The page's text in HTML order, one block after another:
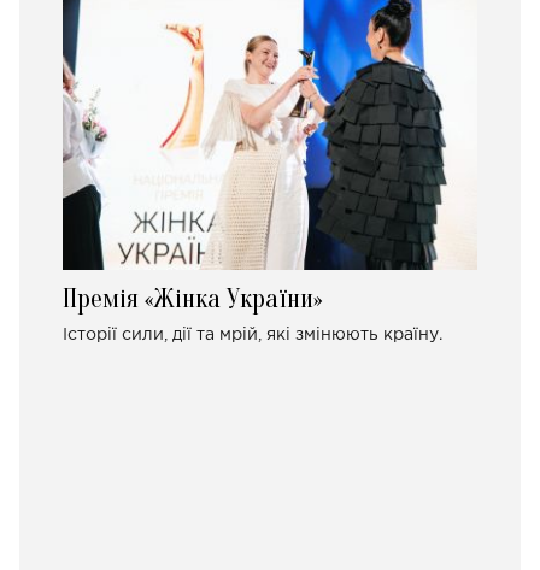
Премія «Жінка України»
Історії сили, дії та мрій, які змінюють країну.